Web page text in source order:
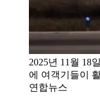
2025년 11월 18
에 여객기들이
연합뉴스